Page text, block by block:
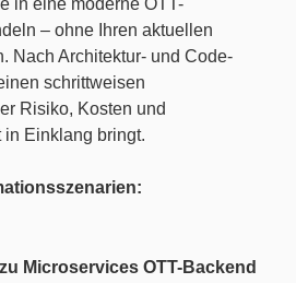
in eine moderne OTT-
– ohne Ihren aktuellen
Nach Architektur- und Code-
schrittweisen
Risiko, Kosten und
in Einklang bringt.
Microservices OTT-Backend